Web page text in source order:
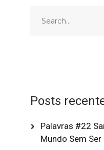
Posts
Palavras #22
Mundo Sem